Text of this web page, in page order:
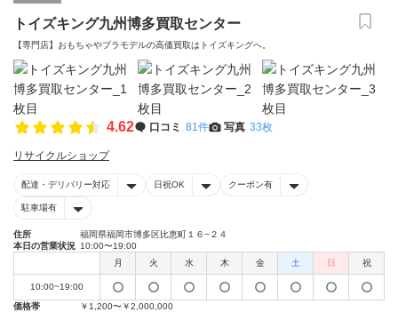
トイズキング九州博多買取センター
【専門店】おもちゃやプラモデルの高価買取はトイズキングへ。‎
4.62 口コミ 81件 写真 33枚
リサイクルショップ
配達・デリバリー対応 日祝OK クーポン有
駐車場有
住所
福岡県福岡市博多区比恵町１６−２４
本日の営業状況 10:00〜19:00
月
火 水 木 金 土 日 祝
10:00~19:00
価格帯
￥1,200〜￥2,000,000